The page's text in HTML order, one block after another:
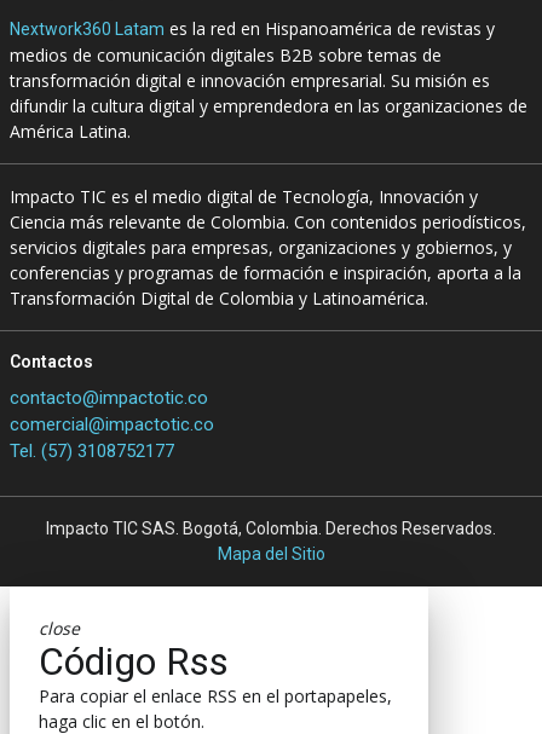
Nextwork360 Latam es la red en Hispanoamérica de revistas y
medios de comunicación digitales B2B sobre temas de
transformación digital e innovación empresarial. Su misión es
difundir la cultura digital y emprendedora en las organizaciones de
América Latina.
Impacto TIC es el medio digital de Tecnología, Innovación y
Ciencia más relevante de Colombia. Con contenidos periodísticos,
servicios digitales para empresas, organizaciones y gobiernos, y
conferencias y programas de formación e inspiración, aporta a la
Transformación Digital de Colombia y Latinoamérica.
Contactos
contacto@impactotic.co
comercial@impactotic.co
Tel. (57) 3108752177
Impacto TIC SAS. Bogotá, Colombia. Derechos Reservados.
Mapa del Sitio
close
Código Rss
Para copiar el enlace RSS en el portapapeles,
haga clic en el botón.